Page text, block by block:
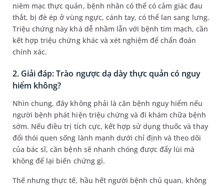
niêm mạc thực quản, bệnh nhân có thể có cảm giác đau
thắt, bị đè ép ở vùng ngực, cánh tay, có thể lan sang lưng.
Triệu chứng này khá dễ nhầm lẫn với bệnh tim mạch, cần
kết hợp triệu chứng khác và xét nghiệm để chẩn đoán
chính xác.
2. Giải đáp: Trào ngược dạ dày thực quản có nguy
hiểm không?
Nhìn chung, đây không phải là căn bệnh nguy hiểm nếu
người bệnh phát hiện triệu chứng và đi khám chữa bệnh
sớm. Nếu điều trị tích cực, kết hợp sử dụng thuốc và thay
đổi thói quen sống lành mạnh dưới chỉ định và theo dõi
của bác sĩ, căn bệnh sẽ nhanh chóng được đẩy lùi mà
không để lại biến chứng gì.
Thế nhưng thực tế, hầu hết người bệnh chủ quan, không